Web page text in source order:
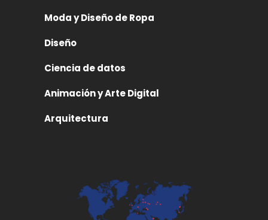
Moda y Diseño de Ropa
Diseño
Ciencia de datos
Animación y Arte Digital
Arquitectura